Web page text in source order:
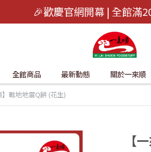
🎉歡慶官網開幕 | 全館滿
全館商品 最新動態 關於一來順
戰地地雷Q餅 (花生)
【